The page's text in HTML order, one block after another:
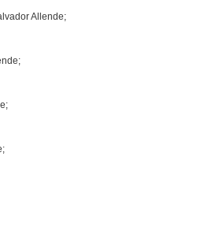
Allende;